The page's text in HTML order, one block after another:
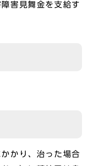
害見舞金を支給す
かり、治った場合